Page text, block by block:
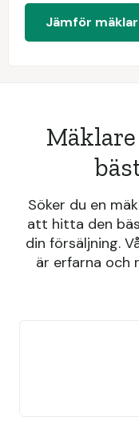
Jämför
Söker du en
att hitta den
din försäljning.
är erfarna och